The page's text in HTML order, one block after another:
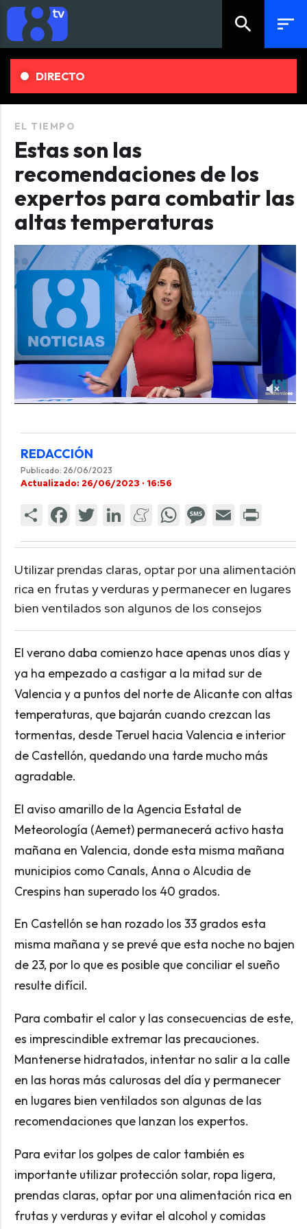
search sort
DIRECTO
EL TIEMPO
Estas son las
recomendaciones de los
expertos para combatir las
altas temperaturas
REDACCIÓN
Publicado: 26/06/2023
Actualizado: 26/06/2023 · 16:56
Utilizar prendas claras, optar por una alimentación
rica en frutas y verduras y permanecer en lugares
bien ventilados son algunos de los consejos
El verano daba comienzo hace apenas unos días y
ya ha empezado a castigar a la mitad sur de
Valencia y a puntos del norte de Alicante con altas
temperaturas, que bajarán cuando crezcan las
tormentas, desde Teruel hacia Valencia e interior
de Castellón, quedando una tarde mucho más
agradable.
El aviso amarillo de la Agencia Estatal de
Meteorología (Aemet) permanecerá activo hasta
mañana en Valencia, donde esta misma mañana
municipios como Canals, Anna o Alcudia de
Crespins han superado los 40 grados.
En Castellón se han rozado los 33 grados esta
misma mañana y se prevé que esta noche no bajen
de 23, por lo que es posible que conciliar el sueño
resulte difícil.
Para combatir el calor y las consecuencias de este,
es imprescindible extremar las precauciones.
Mantenerse hidratados, intentar no salir a la calle
en las horas más calurosas del día y permanecer
en lugares bien ventilados son algunas de las
recomendaciones que lanzan los expertos.
Para evitar los golpes de calor también es
importante utilizar protección solar, ropa ligera,
prendas claras, optar por una alimentación rica en
frutas y verduras y evitar el alcohol y comidas